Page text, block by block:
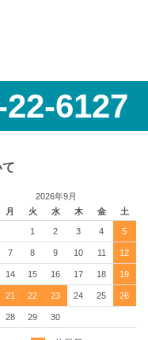
6127
2026年9月
月 火 水 木 金 土
1 2 3 4 5
7 8 9 10 11 12
14 15 16 17 18 19
21 22 23 24 25 26
28 29 30